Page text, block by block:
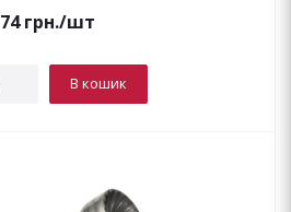
74грн./шт
В кошик